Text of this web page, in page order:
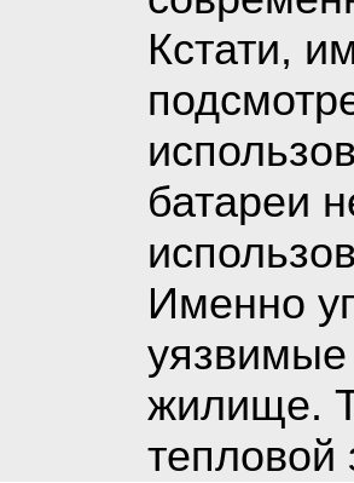
Кстати,
батареи
Именно
уязвимые
жилище.
тепловой